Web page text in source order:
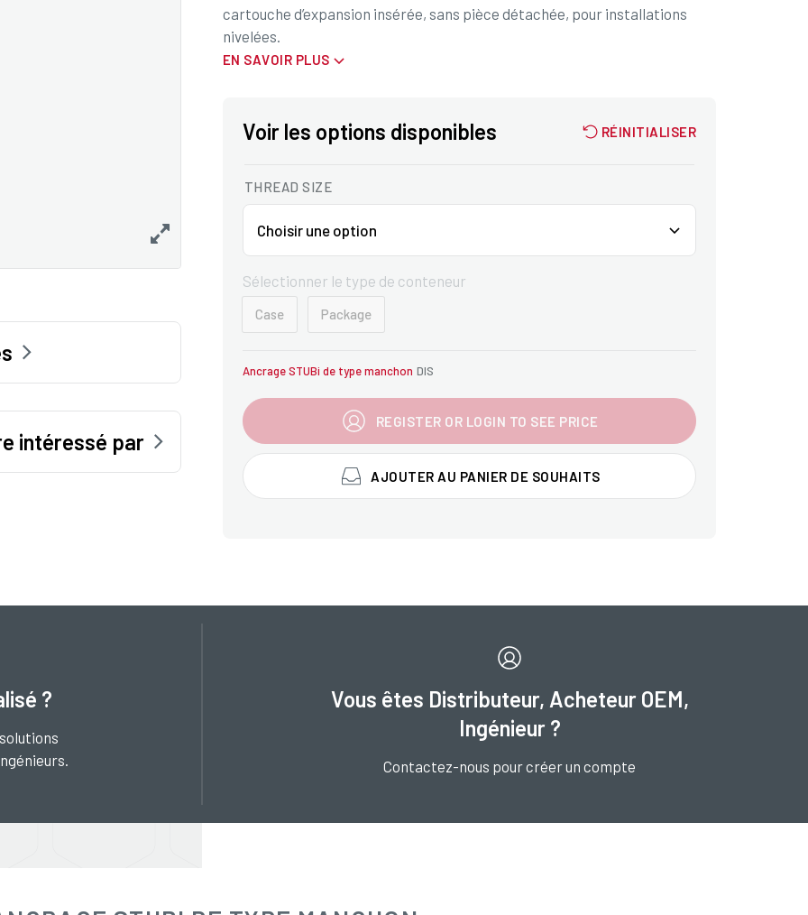
intéressé par
cartouche d’expansion insérée, sans pièce détachée, pour installations
nivelées.
EN SAVOIR PLUS
Voir les options disponibles RÉINITIALISER
THREAD SIZE
Sélectionner le type de conteneur
Case Package
Ancrage STUBi de type manchon DIS
REGISTER OR LOGIN TO SEE PRICE
AJOUTER AU PANIER DE SOUHAITS
?
Vous êtes Distributeur, Acheteur OEM,
Ingénieur ?
Contactez-nous pour créer un compte